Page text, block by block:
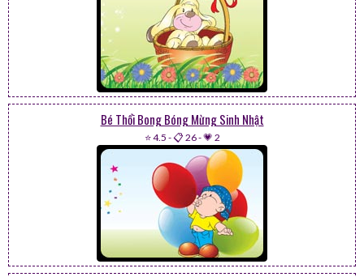
Bé Thổi Bong Bóng Mừng Sinh Nhật
⭐ 4.5 -📋 26-💗 2